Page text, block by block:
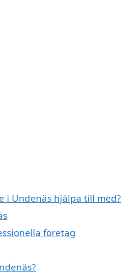
i Undenäs hjälpa till med?
företag